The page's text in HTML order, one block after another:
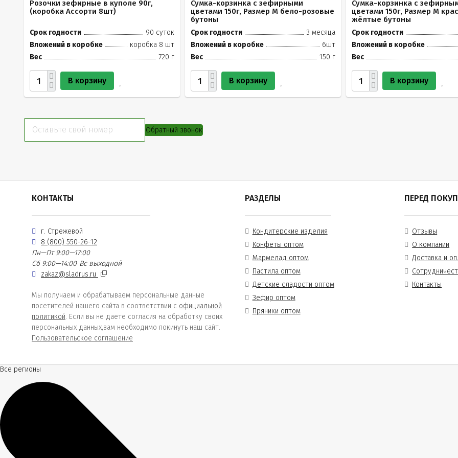
Розочки зефирные в куполе 90г,
(коробка Ассорти 8шт)
Срок годности
90 суток
Вложений в коробке
коробка 8 шт
Вес
720 г
В корзину
Сумка-корзинка с зефирными
цветами 150г, Размер М бело-розовые
бутоны
Срок годности
3 месяца
Вложений в коробке
6шт
Вес
150 г
В корзину
Сумка-корзинка с
цветами 150г, Размер М
жёлтые бутоны
Срок годности
Вложений в коробке
Вес
В корзину
Обратный звонок
КОНТАКТЫ
г. Стрежевой
8 (800) 550-26-12
Пн—Пт 9:00—17:00
Сб 9:00—14:00 Вс выходной
zakaz@sladrus.ru
Мы получаем и обрабатываем персональные данные
посетителей нашего сайта в соответствии с официальной
политикой. Если вы не даете согласия на обработку своих
персональных данных,вам необходимо покинуть наш сайт.
Пользовательское соглашение
РАЗДЕЛЫ
Кондитерские изделия
Конфеты оптом
Мармелад оптом
Пастила оптом
Детские сладости оптом
Зефир оптом
Пряники оптом
ПЕРЕД
Отзывы
О компании
Доставка и
Контакты
Все регионы